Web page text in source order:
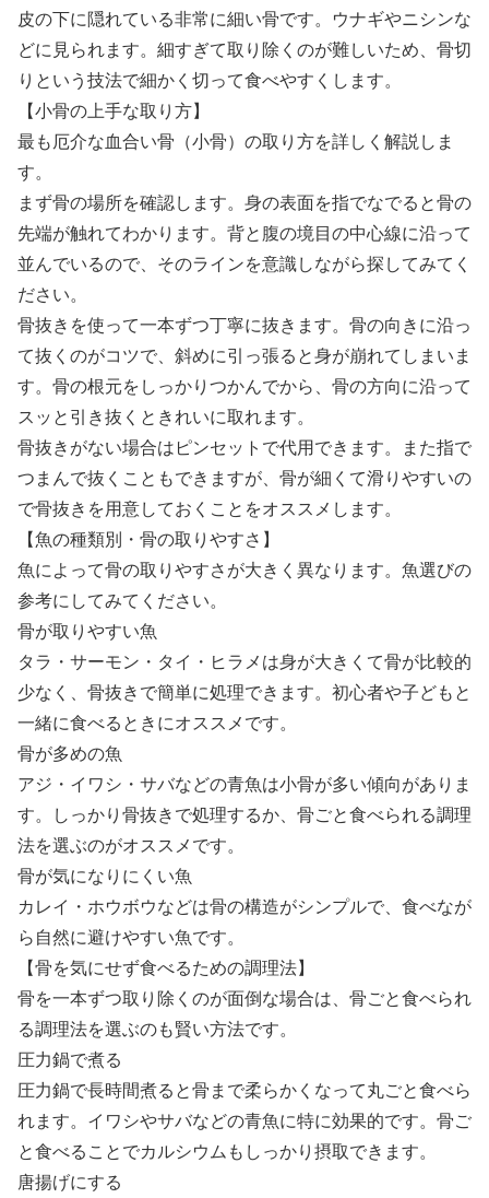
皮の下に隠れている非常に細い骨です。ウナギやニシンな
どに見られます。細すぎて取り除くのが難しいため、骨切
りという技法で細かく切って食べやすくします。
【小骨の上手な取り方】
最も厄介な血合い骨（小骨）の取り方を詳しく解説しま
す。
まず骨の場所を確認します。身の表面を指でなでると骨の
先端が触れてわかります。背と腹の境目の中心線に沿って
並んでいるので、そのラインを意識しながら探してみてく
ださい。
骨抜きを使って一本ずつ丁寧に抜きます。骨の向きに沿っ
て抜くのがコツで、斜めに引っ張ると身が崩れてしまいま
す。骨の根元をしっかりつかんでから、骨の方向に沿って
スッと引き抜くときれいに取れます。
骨抜きがない場合はピンセットで代用できます。また指で
つまんで抜くこともできますが、骨が細くて滑りやすいの
で骨抜きを用意しておくことをオススメします。
【魚の種類別・骨の取りやすさ】
魚によって骨の取りやすさが大きく異なります。魚選びの
参考にしてみてください。
骨が取りやすい魚
タラ・サーモン・タイ・ヒラメは身が大きくて骨が比較的
少なく、骨抜きで簡単に処理できます。初心者や子どもと
一緒に食べるときにオススメです。
骨が多めの魚
アジ・イワシ・サバなどの青魚は小骨が多い傾向がありま
す。しっかり骨抜きで処理するか、骨ごと食べられる調理
法を選ぶのがオススメです。
骨が気になりにくい魚
カレイ・ホウボウなどは骨の構造がシンプルで、食べなが
ら自然に避けやすい魚です。
【骨を気にせず食べるための調理法】
骨を一本ずつ取り除くのが面倒な場合は、骨ごと食べられ
る調理法を選ぶのも賢い方法です。
圧力鍋で煮る
圧力鍋で長時間煮ると骨まで柔らかくなって丸ごと食べら
れます。イワシやサバなどの青魚に特に効果的です。骨ご
と食べることでカルシウムもしっかり摂取できます。
唐揚げにする